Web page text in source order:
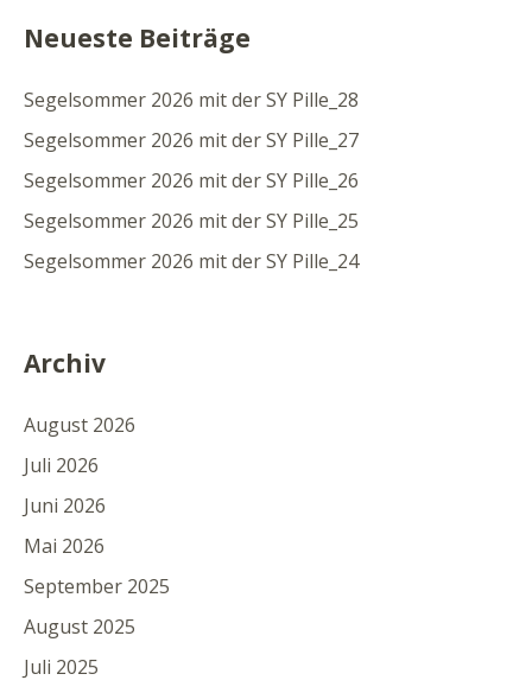
Neueste Beiträge
Segelsommer 2026 mit der SY Pille_28
Segelsommer 2026 mit der SY Pille_27
Segelsommer 2026 mit der SY Pille_26
Segelsommer 2026 mit der SY Pille_25
Segelsommer 2026 mit der SY Pille_24
Archiv
August 2026
Juli 2026
Juni 2026
Mai 2026
September 2025
August 2025
Juli 2025